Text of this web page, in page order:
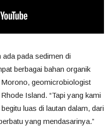
ada pada sedimen di
berbagai bahan organik
Morono, geomicrobiologist
Island. “Tapi yang kami
luas di lautan dalam, dari
yang mendasarinya.”